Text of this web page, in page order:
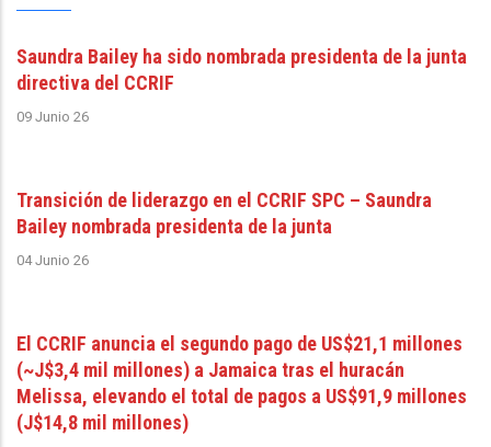
Saundra Bailey ha sido nombrada presidenta de la junta
directiva del CCRIF
09 Junio 26
Transición de liderazgo en el CCRIF SPC – Saundra
Bailey nombrada presidenta de la junta
04 Junio 26
El CCRIF anuncia el segundo pago de US$21,1 millones
(~J$3,4 mil millones) a Jamaica tras el huracán
Melissa, elevando el total de pagos a US$91,9 millones
(J$14,8 mil millones)